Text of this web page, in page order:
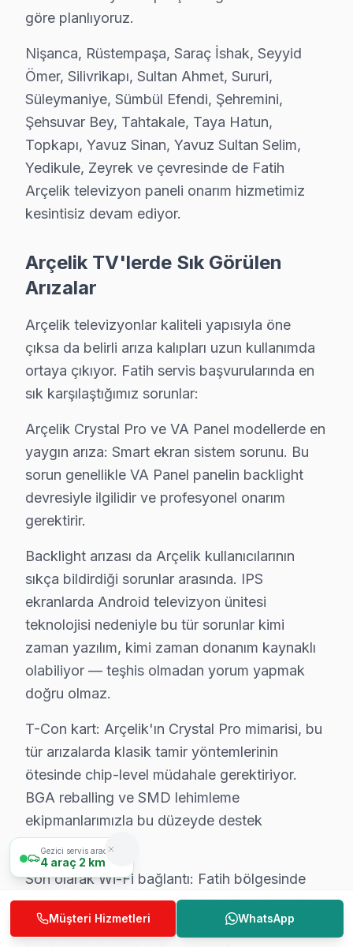
Yavuz Sultan Selim Mahallesi, tarihi atmosferi ile
Yedikule'de bu cihaz TV Servisi
Yedikule Mahallesi, tarihi dokusu ile dikkat çekerken,
Zeyrek'te Arçelik TV Servisi
Zeyrek Mahallesi, zengin tarihi geçmişi ile birlikte
Arçelik Teknoloji Evrimi ve Tamir Gereklilikleri
televizyonunuz'lerin diğer kritik bileşenleri olan güç
Fatih'de Arçelik Servisi: Fabrika Servis'in Rolü
Fatih, İstanbul’un gözde bölgelerinden biri olarak
Fatih bölgesinde sunduğumuz hizmetler arasında
Fatih Arçelik servis - TV Tamiri
Fatih'da Arçelik panel tamiri: Sultanahmet aksından
Fatih Arçelik TV Kurulum ve Duvar Montaj
Arçelik televizyonunuz için Fatih'da profesyonel
Kurulum hizmetlerimiz kapsamında:
• Fatih'de TV duvar askısı montajı (sabit, eğimli,
• Fatih servisimizde gizli kablo düzeni ve kanal montajı
• Fatih'de HDMI, ses sistemi ve uydu bağlantı
• Fatih'de Smart TV ağ yapılandırması ve kanal arama
• Fatih servisimizde ekran kalibrasyon ve görüntü
Fatih'da aynı gün televizyon ünitesi kurulum
Fatih Arçelik TV Bakım Hizmeti – Arızaları
Düzenli bakım, Arçelik televizyonunuzun ömrünü
TV bakım hizmetlerimiz:
• Fatih'de panel ve LED backlight kontrolü
• Soğutma fanı temizliği ve termal macun yenileme —
• Fatih'de anakart kapasitör ve kondansatör kontrolü
• HDMI port ve bağlantı noktası temizliği — Fatih
• Fatih'de yazılım ve firmware güncelleme kontrolü
Fatih bölgesinde Arçelik televizyonlarınız için yılda 1-
göre planlıyoruz.
Nişanca, Rüstempaşa, Saraç İshak, Seyyid
Ömer, Silivrikapı, Sultan Ahmet, Sururi,
Süleymaniye, Sümbül Efendi, Şehremini,
Şehsuvar Bey, Tahtakale, Taya Hatun,
Topkapı, Yavuz Sinan, Yavuz Sultan Selim,
Yedikule, Zeyrek ve çevresinde de Fatih
Arçelik televizyon paneli onarım hizmetimiz
kesintisiz devam ediyor.
Arçelik TV'lerde Sık Görülen
Arızalar
Arçelik televizyonlar kaliteli yapısıyla öne
çıksa da belirli arıza kalıpları uzun kullanımda
ortaya çıkıyor. Fatih servis başvurularında en
sık karşılaştığımız sorunlar:
Arçelik Crystal Pro ve VA Panel modellerde en
yaygın arıza: Smart ekran sistem sorunu. Bu
sorun genellikle VA Panel panelin backlight
devresiyle ilgilidir ve profesyonel onarım
gerektirir.
Backlight arızası da Arçelik kullanıcılarının
sıkça bildirdiği sorunlar arasında. IPS
ekranlarda Android televizyon ünitesi
teknolojisi nedeniyle bu tür sorunlar kimi
zaman yazılım, kimi zaman donanım kaynaklı
olabiliyor — teşhis olmadan yorum yapmak
doğru olmaz.
T-Con kart: Arçelik'ın Crystal Pro mimarisi, bu
tür arızalarda klasik tamir yöntemlerinin
ötesinde chip-level müdahale gerektiriyor.
BGA reballing ve SMD lehimleme
ekipmanlarımızla bu düzeyde destek
veriyoruz.
Son olarak Wi-Fi bağlantı: Fatih bölgesinde
buna benzer sorunları olan Arçelik sahiplerine
hızlı randevu sunuyoruz. Arıza tespiti ücretsiz,
Gezici servis aracımız
4 araç 2 km
Müşteri Hizmetleri WhatsApp